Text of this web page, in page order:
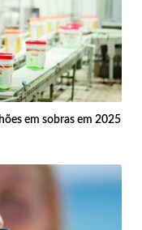
em sobras em 2025